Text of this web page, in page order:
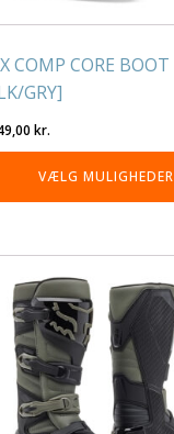
COMP CORE BOOT
GRY]
kr.
VÆLG MULIGHEDER